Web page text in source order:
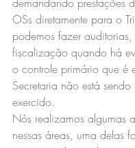
OSs diretamente para o
podemos fazer
fiscalização quando há
o controle primário que é
Secretaria não está
exercido.
Nós realizamos algumas
nessas áreas, uma delas